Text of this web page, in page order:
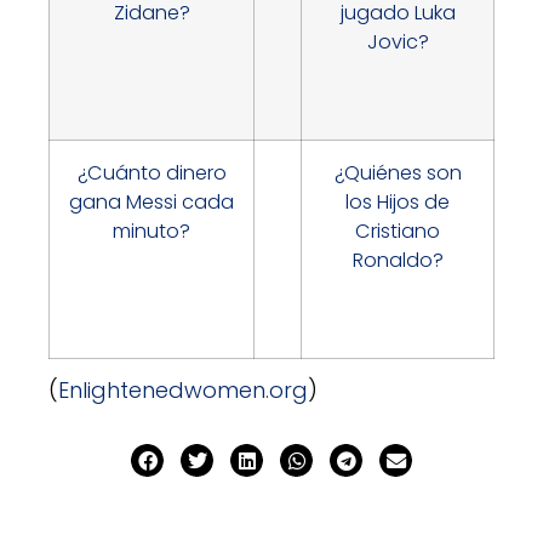
Zidane?
jugado Luka
Jovic?
¿Cuánto dinero
gana Messi cada
minuto?
¿Quiénes son
los Hijos de
Cristiano
Ronaldo?
(Enlightenedwomen.org)